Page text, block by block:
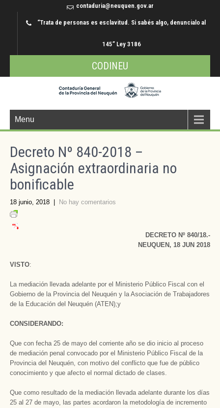
contaduria@neuquen.gov.ar
“Trata de personas es esclavitud. Si sabés algo, denuncialo al
145” Ley 3186
CODINEU
Menu
Decreto Nº 840-2018 –
Asignación extraordinaria no
bonificable
18 junio, 2018 No hay comentarios
DECRETO Nº 840/18.-
NEUQUEN, 18 JUN 2018
VISTO:
La mediación llevada adelante por el Ministerio Público Fiscal con el
Gobierno de la Provincia del Neuquén y la Asociación de Trabajadores
de la Educación del Neuquén (ATEN);y
CONSIDERANDO:
Que con fecha 25 de mayo del corriente año se dio inicio al proceso
de mediación penal convocado por el Ministerio Público Fiscal de la
Provincia del Neuquén, con motivo del conflicto que fue de público
conocimiento y que afecto el normal dictado de clases.
Que como resultado de la mediación llevada adelante durante los días
25 al 27 de mayo, las partes acordaron la metodología de incremento